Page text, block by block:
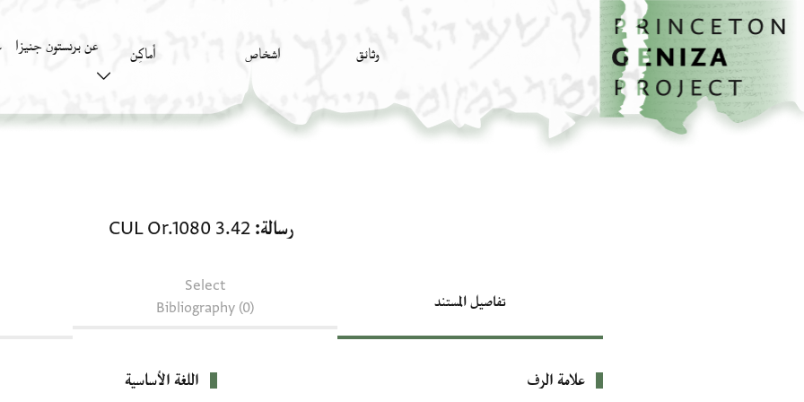
تخطي إلى المحتوى الرئيسي
الصفحة الرئيسية
وثائق اشخاص أَماكِن عن برنستون جنيزا
رسالة CUL Or.1080 3.42
تفاصيل المستند
Select
Bibliography (0)
بيانات التعريف
علامة الرف اللغة الأساسية